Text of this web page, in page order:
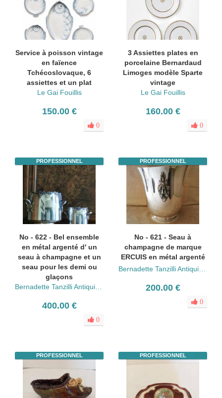
Service à poisson vintage
en faïence
Tchécoslovaque, 6
assiettes et un plat
Le Gai Fouillis
150.00 €
0
3 Assiettes plates en
porcelaine Bernardaud
Limoges modèle Sparte
vintage
Le Gai Fouillis
160.00 €
0
PROFESSIONNEL
No - 622 - Bel ensemble
en métal argenté d' un
seau à champagne et un
seau pour les demi ou
glaçons
400.00 €
0
PROFESSIONNEL
No - 621 - Seau à
champagne de marque
ERCUIS en métal argenté
200.00 €
0
PROFESSIONNEL PROFESSIONNEL